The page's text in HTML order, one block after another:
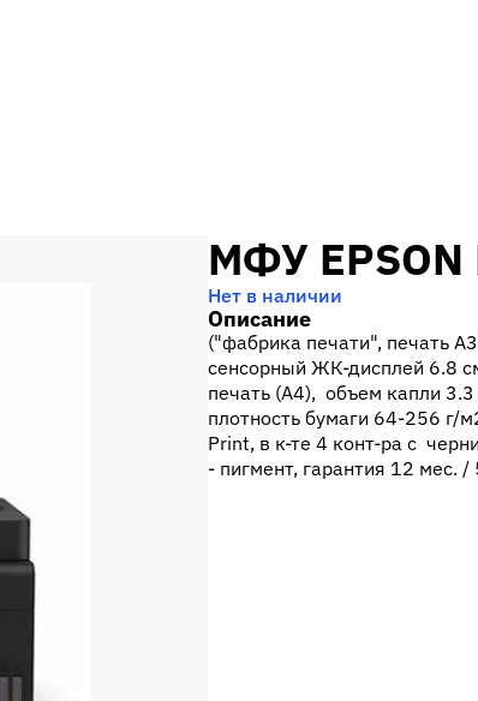
МФУ EPSON
Нет в наличии
Описание
("фабрика печати", печать
сенсорный ЖК-дисплей 6.8
печать (A4), объем капли
плотность бумаги 64-256 г/
Print, в к-те 4 конт-ра с
- пигмент, гарантия 12 мес.